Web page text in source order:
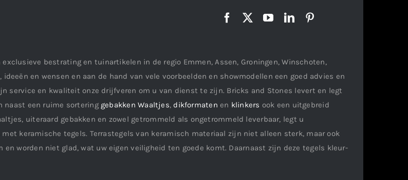
bestrating en tuinartikelen in de regio Emmen, Assen, Groningen, Winschoten,
en wensen en aan de hand van vele voorbeelden en showmodellen een goed advies en
service en kwaliteit onze drijfveren om u van dienst te zijn. Bricks and Stones levert en legt
naast een ruime sortering gebakken Waaltjes, dikformaten en klinkers ook een uitgebreid
uiteraard gebakken en zowel getrommeld als ongetrommeld leverbaar, legt u
keramische tegels. Terrastegels van keramisch materiaal zijn niet alleen sterk, maar ook
worden niet glad, wat uw eigen veiligheid ten goede komt. Daarnaast zijn deze tegels kleur-